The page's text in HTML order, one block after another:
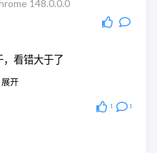
148.0.0.0
看错大于了
了
展开
1 1